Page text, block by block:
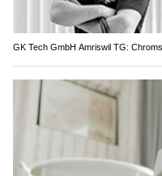
GK Tech GmbH Amriswil TG: